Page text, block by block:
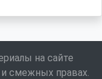
на сайте
смежных правах.